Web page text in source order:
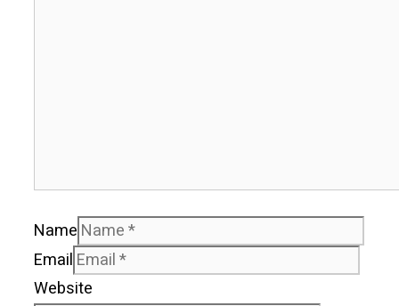
Name
Email
Website